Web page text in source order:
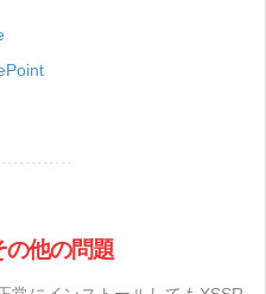
の他の問題